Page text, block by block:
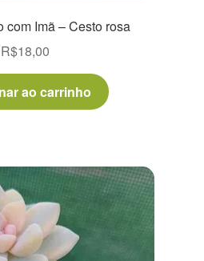
com Imã – Cesto rosa
R$18,00
ao carrinho